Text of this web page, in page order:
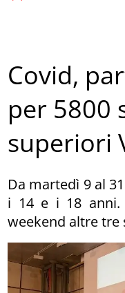
Covid,
per 5800
superiori
Da martedì 9 al
i 14 e i 18 anni.
weekend altre tre